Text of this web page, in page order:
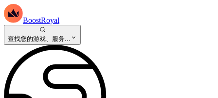
BoostRoyal
查找您的游戏、服务...